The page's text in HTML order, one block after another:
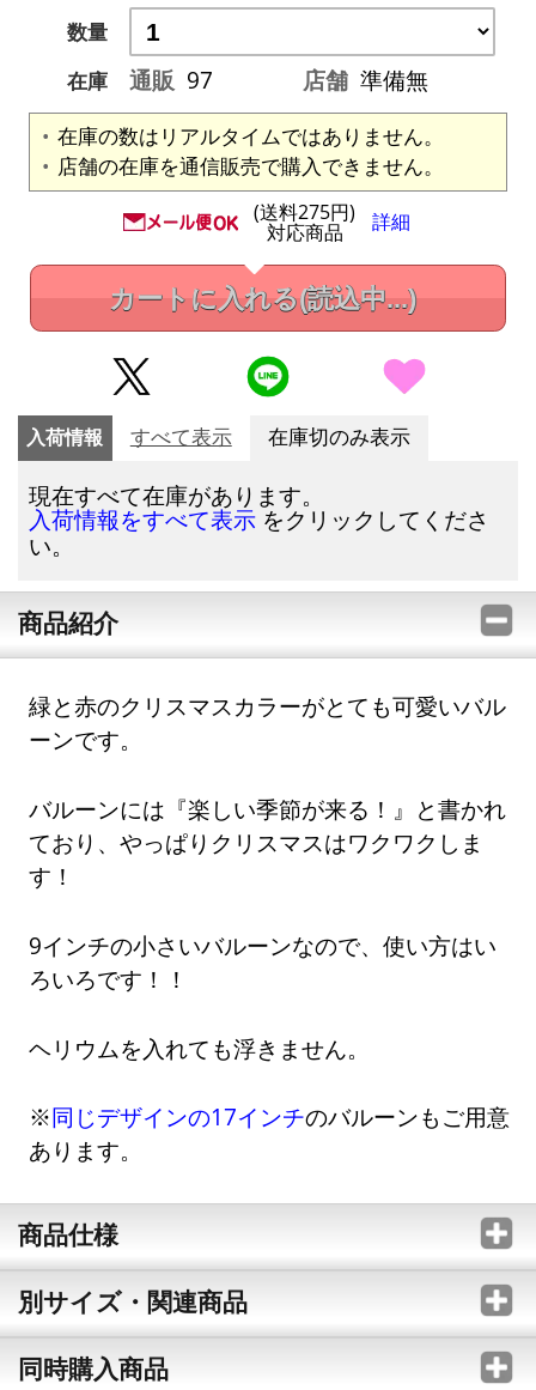
数量
在庫
通販 97 店舗 準備無
在庫の数はリアルタイムではありません。
店舗の在庫を通信販売で購入できません。
(送料275円)
対応商品 詳細
カートに入れる(読込中...)
入荷情報 すべて表示 在庫切のみ表示
現在すべて在庫があります。
入荷情報をすべて表示 をクリックしてくださ
い。
商品紹介
緑と赤のクリスマスカラーがとても可愛いバル
ーンです。
バルーンには『楽しい季節が来る！』と書かれ
ており、やっぱりクリスマスはワクワクしま
す！
9インチの小さいバルーンなので、使い方はい
ろいろです！！
ヘリウムを入れても浮きません。
※同じデザインの17インチのバルーンもご用意
あります。
商品仕様
別サイズ・関連商品
同時購入商品